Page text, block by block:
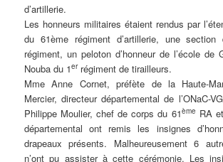
d’artillerie.
Les honneurs militaires étaient rendus par
du 61ème régiment d’artillerie, une section
régiment, un peloton d’honneur de l’école de
Nouba du 1errégiment de tirailleurs.
Mme Anne Cornet, préfète de la Haute-
Mercier, directeur départemental de l’ONaC-
Philippe Moulier, chef de corps du 61ème RA
départemental ont remis les insignes
drapeaux présents. Malheureusement 6
n’ont pu assister à cette cérémonie. Les